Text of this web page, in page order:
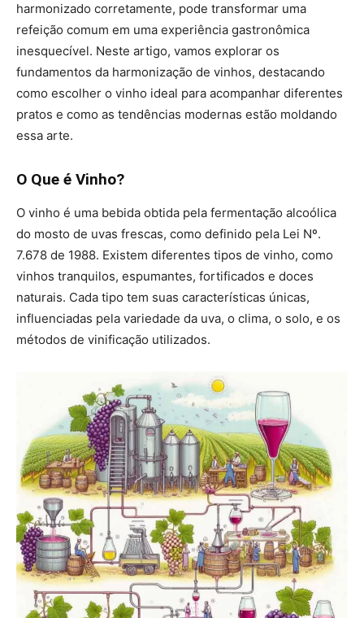
harmonizado corretamente, pode transformar uma
refeição comum em uma experiência gastronômica
inesquecível. Neste artigo, vamos explorar os
fundamentos da harmonização de vinhos, destacando
como escolher o vinho ideal para acompanhar diferentes
pratos e como as tendências modernas estão moldando
essa arte.
O Que é Vinho?
O vinho é uma bebida obtida pela fermentação alcoólica
do mosto de uvas frescas, como definido pela Lei Nº.
7.678 de 1988​. Existem diferentes tipos de vinho, como
vinhos tranquilos, espumantes, fortificados e doces
naturais. Cada tipo tem suas características únicas,
influenciadas pela variedade da uva, o clima, o solo, e os
métodos de vinificação utilizados.